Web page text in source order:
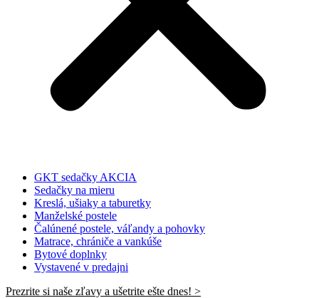
GKT sedačky AKCIA
Sedačky na mieru
Kreslá, ušiaky a taburetky
Manželské postele
Čalúnené postele, váľandy a pohovky
Matrace, chrániče a vankúše
Bytové doplnky
Vystavené v predajni
Prezrite si naše zľavy a ušetrite ešte dnes! >​